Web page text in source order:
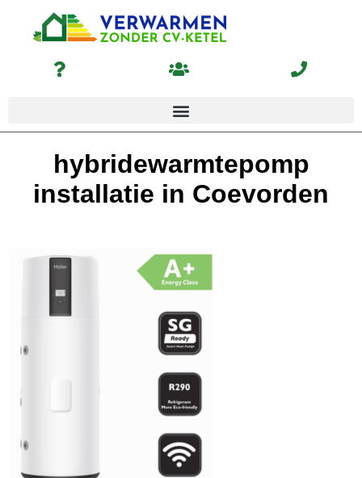
hybridewarmtepomp
installatie in Coevorden